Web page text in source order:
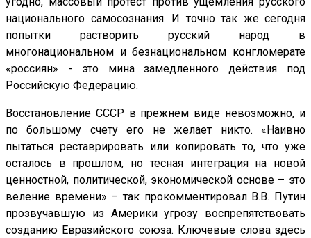
национального самосознания. И точно так же сегодня
попытки растворить русский народ в
многонациональном и безнациональном конгломерате
«россиян» - это мина замедленного действия под
Российскую Федерацию.
Восстановление СССР в прежнем виде невозможно, и
по большому счету его не желает никто. «Наивно
пытаться реставрировать или копировать то, что уже
осталось в прошлом, но тесная интеграция на новой
ценностной, политической, экономической основе – это
веление времени» – так прокомментировал В.В. Путин
прозвучавшую из Америки угрозу воспрепятствовать
созданию Евразийского союза. Ключевые слова здесь